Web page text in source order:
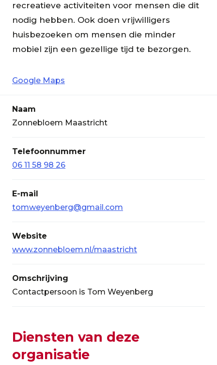
recreatieve activiteiten voor mensen die dit
nodig hebben. Ook doen vrijwilligers
huisbezoeken om mensen die minder
mobiel zijn een gezellige tijd te bezorgen.
Google Maps
Naam
Zonnebloem Maastricht
Telefoonnummer
06 11 58 98 26
E-mail
tomweyenberg@gmail.com
Website
www.zonnebloem.nl/maastricht
Omschrijving
Contactpersoon is Tom Weyenberg
Diensten van deze
organisatie